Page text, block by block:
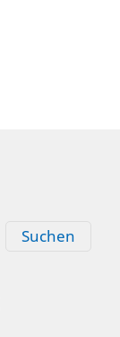
Suchen